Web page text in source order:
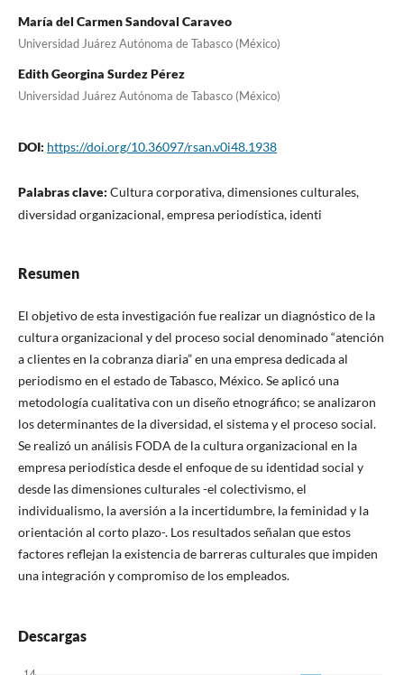
María del Carmen Sandoval Caraveo
Universidad Juárez Autónoma de Tabasco (México)
Edith Georgina Surdez Pérez
Universidad Juárez Autónoma de Tabasco (México)
DOI: https://doi.org/10.36097/rsan.v0i48.1938
Palabras clave: Cultura corporativa, dimensiones culturales,
diversidad organizacional, empresa periodística, identi
Resumen
El objetivo de esta investigación fue realizar un diagnóstico de la
cultura organizacional y del proceso social denominado “atención
a clientes en la cobranza diaria” en una empresa dedicada al
periodismo en el estado de Tabasco, México. Se aplicó una
metodología cualitativa con un diseño etnográfico; se analizaron
los determinantes de la diversidad, el sistema y el proceso social.
Se realizó un análisis FODA de la cultura organizacional en la
empresa periodística desde el enfoque de su identidad social y
desde las dimensiones culturales -el colectivismo, el
individualismo, la aversión a la incertidumbre, la feminidad y la
orientación al corto plazo-. Los resultados señalan que estos
factores reflejan la existencia de barreras culturales que impiden
una integración y compromiso de los empleados.
Descargas